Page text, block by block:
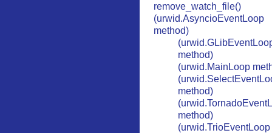
remove_watch_file()
(urwid.AsyncioEventLoop
method)
method)
(urwid.MainLoop
method)
method)
(urwid.TrioEventLoop